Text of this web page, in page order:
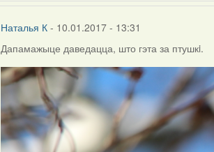
Наталья К - 10.01.2017 - 13:31
Дапамажыце даведацца, што гэта за птушкi.